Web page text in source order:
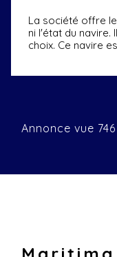
La société offre
ni l'état du
choix. Ce navire
Annonce vue